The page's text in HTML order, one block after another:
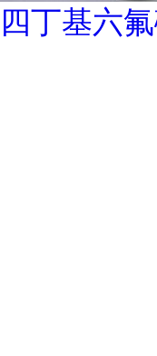
四丁基六